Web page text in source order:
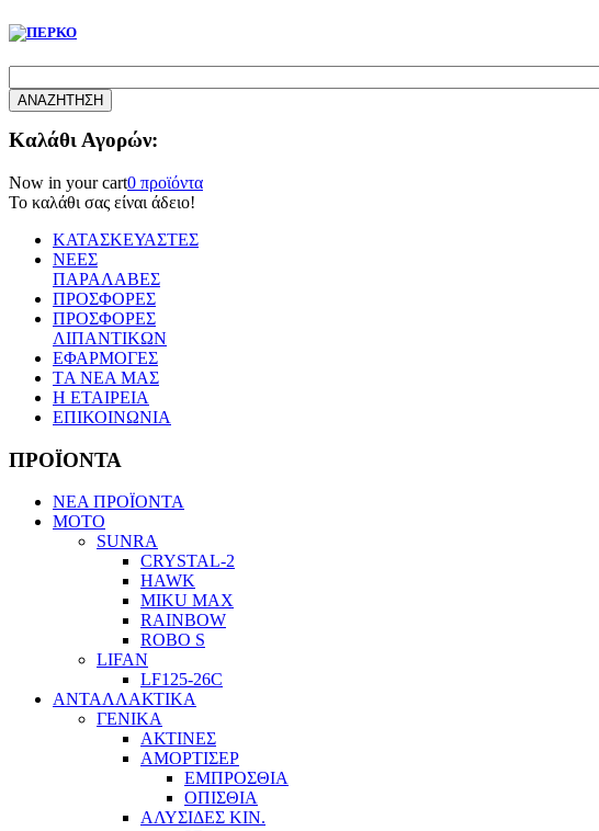
Καλάθι Αγορών:
Now in your cart0 προϊόντα
Το καλάθι σας είναι άδειο!
ΚΑΤΑΣΚΕΥΑΣΤΕΣ
ΝΕΕΣ
ΠΑΡΑΛΑΒΕΣ
ΠΡΟΣΦΟΡΕΣ
ΠΡΟΣΦΟΡΕΣ
ΛΙΠΑΝΤΙΚΩΝ
ΕΦΑΡΜΟΓΕΣ
TΑ ΝΕΑ ΜΑΣ
Η ΕΤΑΙΡΕΙΑ
ΕΠΙΚΟΙΝΩΝΙΑ
ΠΡΟΪΟΝΤΑ
ΝΕΑ ΠΡΟΪΟΝΤΑ
ΜΟΤΟ
SUNRA
CRYSTAL-2
HAWK
MIKU MAX
RAINBOW
ROBO S
LIFAN
LF125-26C
ΑΝΤΑΛΛΑΚΤΙΚΑ
ΓΕΝΙΚΑ
ΑΚΤΙΝΕΣ
ΑΜΟΡΤΙΣΕΡ
ΕΜΠΡΟΣΘΙΑ
ΟΠΙΣΘΙΑ
ΑΛΥΣΙΔΕΣ ΚΙΝ.